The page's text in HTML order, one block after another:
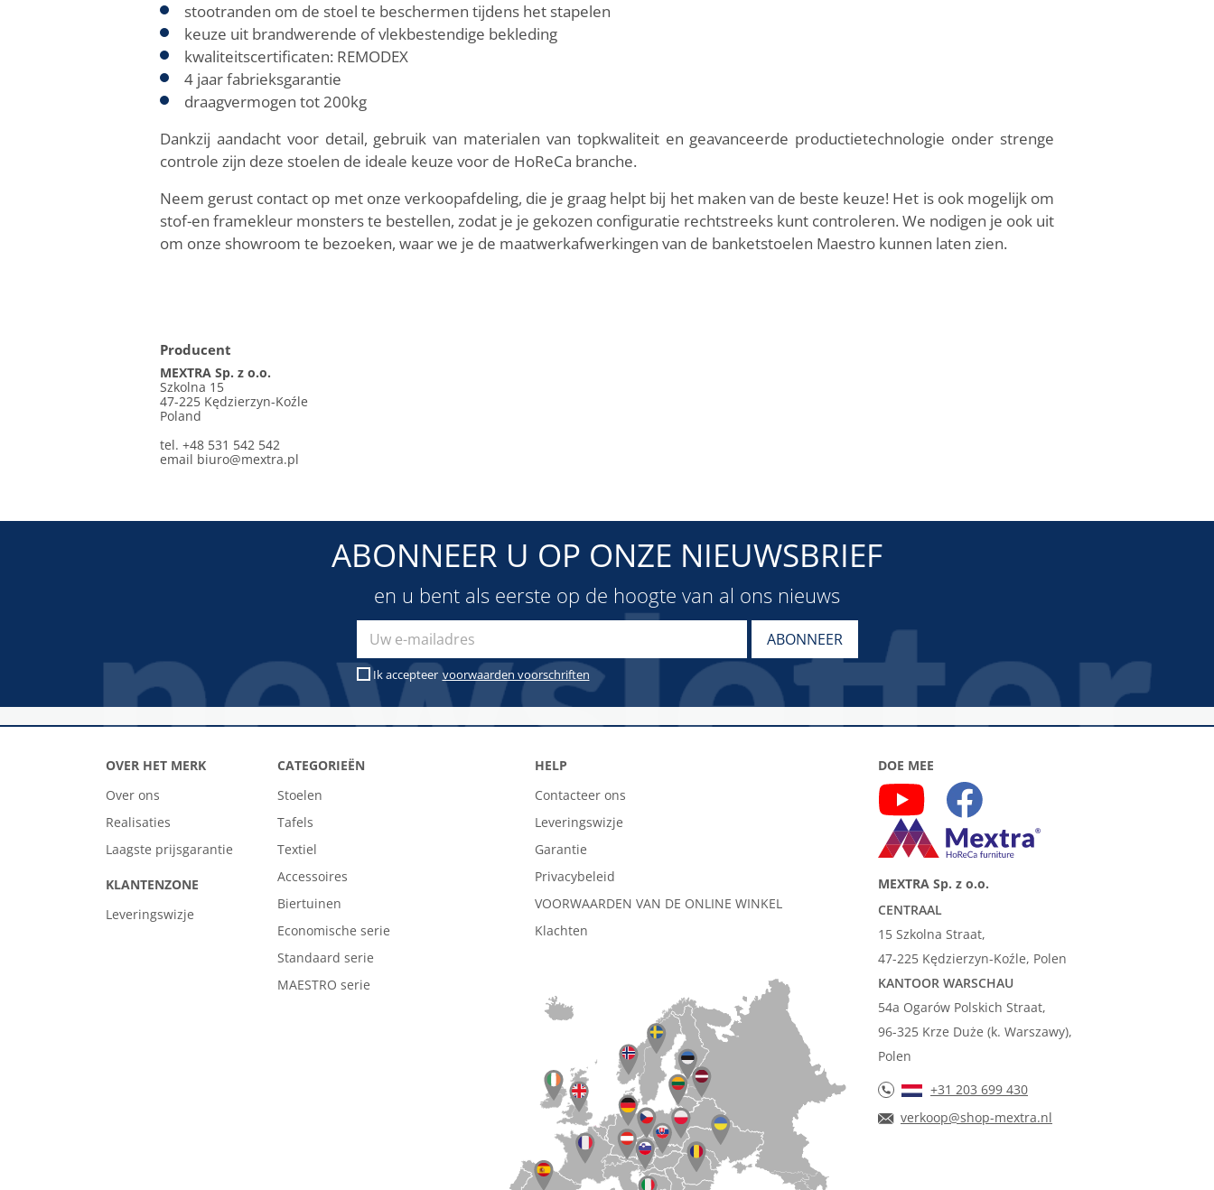
stootranden om de stoel te beschermen tijdens het stapelen
keuze uit brandwerende of vlekbestendige bekleding
kwaliteitscertificaten: REMODEX
4 jaar fabrieksgarantie
draagvermogen tot 200kg
Dankzij aandacht voor detail, gebruik van materialen van topkwaliteit en geavanceerde productietechnologie onder strenge
controle zijn deze stoelen de ideale keuze voor de HoReCa branche.
Neem gerust contact op met onze verkoopafdeling, die je graag helpt bij het maken van de beste keuze! Het is ook mogelijk om
stof-en framekleur monsters te bestellen, zodat je je gekozen configuratie rechtstreeks kunt controleren. We nodigen je ook uit
om onze showroom te bezoeken, waar we je de maatwerkafwerkingen van de banketstoelen Maestro kunnen laten zien.
Producent
MEXTRA Sp. z o.o.
Szkolna 15
47-225 Kędzierzyn-Koźle
Poland
tel. +48 531 542 542
email biuro@mextra.pl
ABONNEER U OP ONZE NIEUWSBRIEF
en u bent als eerste op de hoogte van al ons nieuws
Ik accepteer voorwaarden voorschriften
OVER HET MERK
Over ons
Realisaties
Laagste prijsgarantie
KLANTENZONE
Leveringswizje
CATEGORIEËN
Stoelen
Tafels
Textiel
Accessoires
Biertuinen
Economische serie
Standaard serie
MAESTRO serie
HELP
Contacteer ons
Leveringswizje
Garantie
Privacybeleid
VOORWAARDEN VAN DE ONLINE WINKEL
Klachten
DOE MEE
MEXTRA Sp. z o.o.
CENTRAAL
15 Szkolna Straat,
47-225 Kędzierzyn-Koźle, Polen
KANTOOR WARSCHAU
54a Ogarów Polskich Straat,
96-325 Krze Duże (k. Warszawy),
Polen
+31 203 699 430
verkoop@shop-mextra.nl